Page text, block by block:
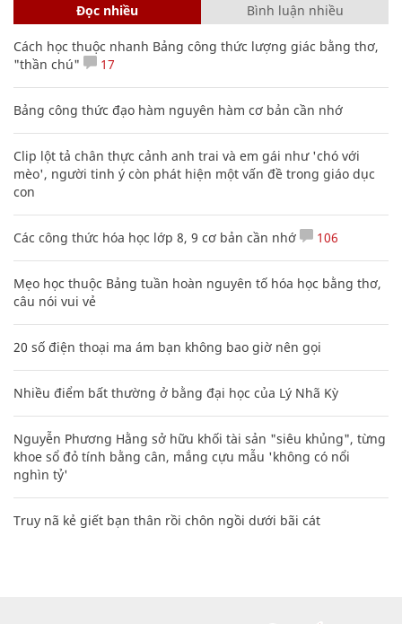
Đọc nhiều Bình luận nhiều
Cách học thuộc nhanh Bảng công thức lượng giác bằng thơ,
"thần chú"
17
Bảng công thức đạo hàm nguyên hàm cơ bản cần nhớ
Clip lột tả chân thực cảnh anh trai và em gái như 'chó với
mèo', người tinh ý còn phát hiện một vấn đề trong giáo dục
con
Các công thức hóa học lớp 8, 9 cơ bản cần nhớ 106
Mẹo học thuộc Bảng tuần hoàn nguyên tố hóa học bằng thơ,
câu nói vui vẻ
20 số điện thoại ma ám bạn không bao giờ nên gọi
Nhiều điểm bất thường ở bằng đại học của Lý Nhã Kỳ
Nguyễn Phương Hằng sở hữu khối tài sản "siêu khủng", từng
khoe sổ đỏ tính bằng cân, mắng cựu mẫu 'không có nổi
nghìn tỷ'
Truy nã kẻ giết bạn thân rồi chôn ngồi dưới bãi cát